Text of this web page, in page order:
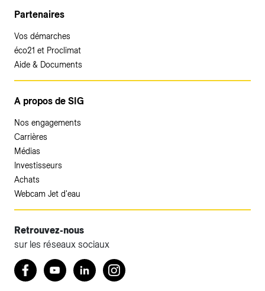
Partenaires
Vos démarches
éco21 et Proclimat
Aide & Documents
A propos de SIG
Nos engagements
Carrières
Médias
Investisseurs
Achats
Webcam Jet d'eau
Retrouvez-nous
sur les réseaux sociaux
Retrouvez nous sur Facebook
YoutubeLinkedInInstagram
Accéder à votre espace client SIG.
Votre espace client SIG n'est pas optimisé pour une